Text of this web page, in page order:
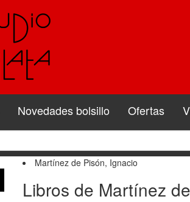
Novedades bolsillo Ofertas
Martínez de Pisón, Ignacio
Libros de Martínez